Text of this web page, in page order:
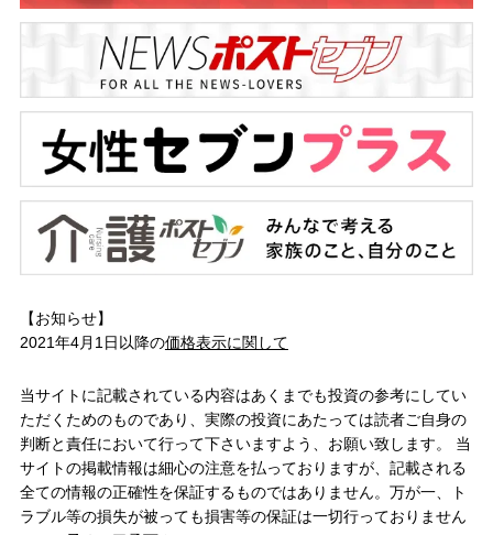
【お知らせ】
2021年4月1日以降の価格表示に関して
当サイトに記載されている内容はあくまでも投資の参考にしてい
ただくためのものであり、実際の投資にあたっては読者ご自身の
判断と責任において行って下さいますよう、お願い致します。 当
サイトの掲載情報は細心の注意を払っておりますが、記載される
全ての情報の正確性を保証するものではありません。万が一、ト
ラブル等の損失が被っても損害等の保証は一切行っておりません